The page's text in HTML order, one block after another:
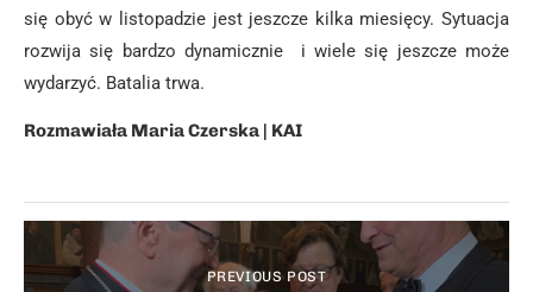
się obyć w listopadzie jest jeszcze kilka miesięcy. Sytuacja
rozwija się bardzo dynamicznie i wiele się jeszcze może
wydarzyć. Batalia trwa.
Rozmawiała Maria Czerska | KAI
PREVIOUS POST